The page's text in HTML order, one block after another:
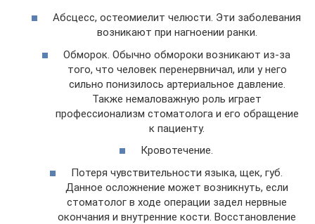
Абсцесс, остеомиелит челюсти. Эти заболевания
возникают при нагноении ранки.
Обморок. Обычно обмороки возникают из-за
того, что человек перенервничал, или у него
сильно понизилось артериальное давление.
Также немаловажную роль играет
профессионализм стоматолога и его обращение
к пациенту.
Кровотечение.
Потеря чувствительности языка, щек, губ.
Данное осложнение может возникнуть, если
стоматолог в ходе операции задел нервные
окончания и внутренние кости. Восстановление